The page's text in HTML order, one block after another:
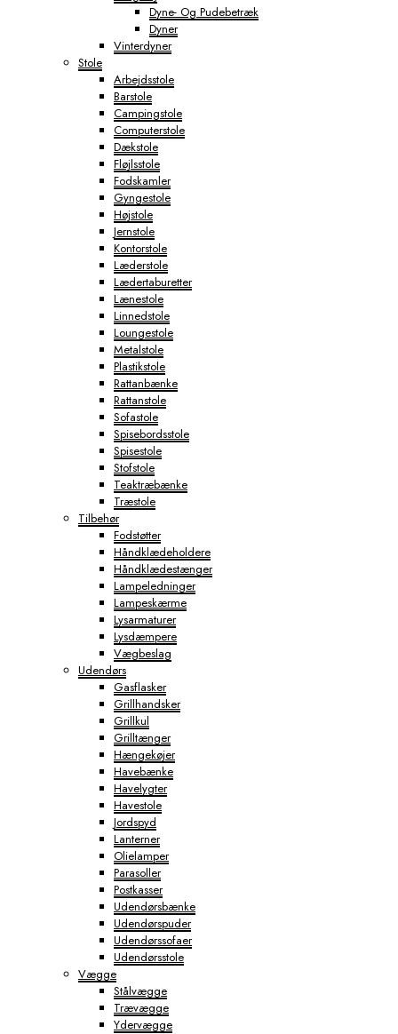
Dyne- Og Pudebetræk
Dyner
Vinterdyner
Stole
Arbejdsstole
Barstole
Campingstole
Computerstole
Dækstole
Fløjlsstole
Fodskamler
Gyngestole
Højstole
Jernstole
Kontorstole
Læderstole
Lædertaburetter
Lænestole
Linnedstole
Loungestole
Metalstole
Plastikstole
Rattanbænke
Rattanstole
Sofastole
Spisebordsstole
Spisestole
Stofstole
Teaktræbænke
Træstole
Tilbehør
Fodstøtter
Håndklædeholdere
Håndklædestænger
Lampeledninger
Lampeskærme
Lysarmaturer
Lysdæmpere
Vægbeslag
Udendørs
Gasflasker
Grillhandsker
Grillkul
Grilltænger
Hængekøjer
Havebænke
Havelygter
Havestole
Jordspyd
Lanterner
Olielamper
Parasoller
Postkasser
Udendørsbænke
Udendørspuder
Udendørssofaer
Udendørsstole
Vægge
Stålvægge
Trævægge
Ydervægge